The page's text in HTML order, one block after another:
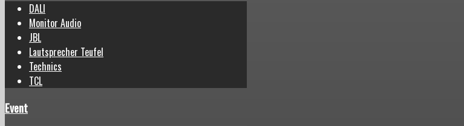
DALI
Monitor Audio
JBL
Lautsprecher Teufel
Technics
TCL
Event